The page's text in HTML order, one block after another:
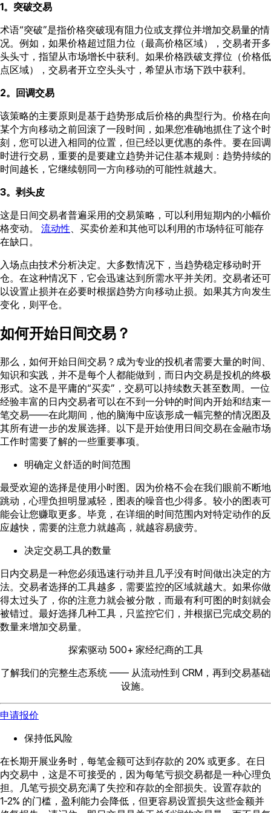
1。突破交易
术语“突破”是指价格突破现有阻力位或支撑位并增加交易量的情
况。例如，如果价格超过阻力位（最高价格区域），交易者开多
头头寸，指望从市场增长中获利。如果价格跌破支撑位（价格低
点区域），交易者开立空头头寸，希望从市场下跌中获利。
2。回调交易
该策略的主要原则是基于趋势形成后价格的典型行为。价格在向
某个方向移动之前回滚了一段时间，如果您准确地抓住了这个时
刻，您可以进入相同的位置，但已经以更优惠的条件。要在回调
时进行交易，重要的是要建立趋势并记住基本规则：趋势持续的
时间越长，它继续朝同一方向移动的可能性就越大。
3。剥头皮
这是日间交易者普遍采用的交易策略，可以利用短期内的小幅价
格变动。 流动性、买卖价差和其他可以利用的市场特征可能存
在缺口。
入场点由技术分析决定。大多数情况下，当趋势稳定移动时开
仓。在这种情况下，它会迅速达到所需水平并关闭。交易者还可
以设置止损并在必要时根据趋势方向移动止损。如果其方向发生
变化，则平仓。
如何开始日间交易？
那么，如何开始日间交易？成为专业的投机者需要大量的时间、
知识和实践，并不是每个人都能做到，而日内交易是投机的终极
形式。这不是平庸的“买卖”，交易可以持续数天甚至数周。一位
经验丰富的日内交易者可以在不到一分钟的时间内开始和结束一
笔交易——在此期间，他的脑海中应该形成一幅完整的情况图及
其所有进一步的发展选择。以下是开始使用日间交易在金融市场
工作时需要了解的一些重要事项。
明确定义舒适的时间范围
最受欢迎的选择是使用小时图。因为价格不会在我们眼前不断地
跳动，心理负担明显减轻，图表的噪音也少得多。较小的图表可
能会让您赚取更多。毕竟，在详细的时间范围内对特定动作的反
应越快，需要的注意力就越高，就越容易疲劳。
决定交易工具的数量
日内交易是一种您必须迅速行动并且几乎没有时间做出决定的方
法。交易者选择的工具越多，需要监控的区域就越大。如果你做
得太过头了，你的注意力就会被分散，而最有利可图的时刻就会
被错过。最好选择几种工具，只监控它们，并根据已完成交易的
数量来增加交易量。
探索驱动 500+ 家经纪商的工具
了解我们的完整生态系统 —— 从流动性到 CRM，再到交易基础
设施。
申请报价
保持低风险
在长期开展业务时，每笔金额可达到存款的 20% 或更多。在日
内交易中，这是不可接受的，因为每笔亏损交易都是一种心理负
担。几笔亏损交易充满了失控和存款的全部损失。设置存款的
1-2% 的门槛，盈利能力会降低，但更容易设置损失这些金额并